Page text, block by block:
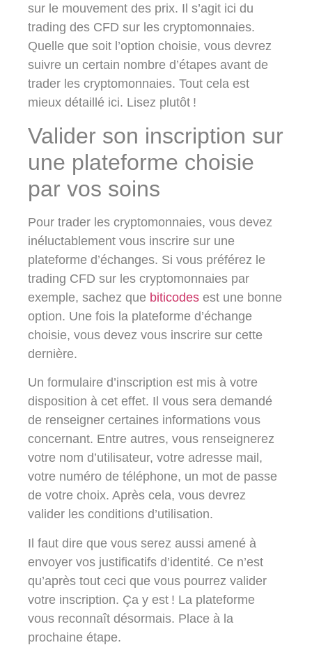
sur le mouvement des prix. Il s’agit ici du
trading des CFD sur les cryptomonnaies.
Quelle que soit l’option choisie, vous devrez
suivre un certain nombre d’étapes avant de
trader les cryptomonnaies. Tout cela est
mieux détaillé ici. Lisez plutôt !
Valider son inscription sur
une plateforme choisie
par vos soins
Pour trader les cryptomonnaies, vous devez
inéluctablement vous inscrire sur une
plateforme d’échanges. Si vous préférez le
trading CFD sur les cryptomonnaies par
exemple, sachez que biticodes est une bonne
option. Une fois la plateforme d’échange
choisie, vous devez vous inscrire sur cette
dernière.
Un formulaire d’inscription est mis à votre
disposition à cet effet. Il vous sera demandé
de renseigner certaines informations vous
concernant. Entre autres, vous renseignerez
votre nom d’utilisateur, votre adresse mail,
votre numéro de téléphone, un mot de passe
de votre choix. Après cela, vous devrez
valider les conditions d’utilisation.
Il faut dire que vous serez aussi amené à
envoyer vos justificatifs d’identité. Ce n’est
qu’après tout ceci que vous pourrez valider
votre inscription. Ça y est ! La plateforme
vous reconnaît désormais. Place à la
prochaine étape.